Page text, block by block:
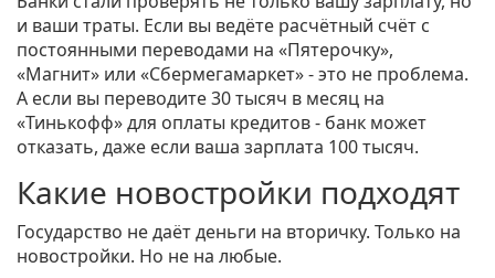
и ваши траты. Если вы ведёте расчётный счёт с
постоянными переводами на «Пятерочку»,
«Магнит» или «Сбермегамаркет» - это не проблема.
А если вы переводите 30 тысяч в месяц на
«Тинькофф» для оплаты кредитов - банк может
отказать, даже если ваша зарплата 100 тысяч.
Какие новостройки подходят
Государство не даёт деньги на вторичку. Только на
новостройки. Но не на любые.